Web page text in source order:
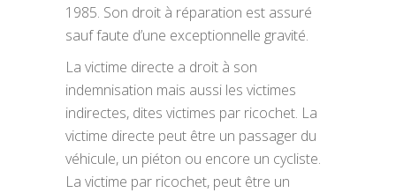
1985. Son droit à réparation est assuré
sauf faute d’une exceptionnelle gravité.
La victime directe a droit à son
indemnisation mais aussi les victimes
indirectes, dites victimes par ricochet. La
victime directe peut être un passager du
véhicule, un piéton ou encore un cycliste.
La victime par ricochet, peut être un